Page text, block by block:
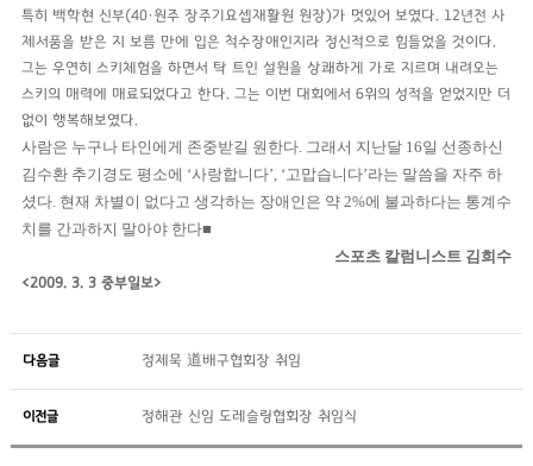
특히 백학현 신부(40·원주 장주기요셉재활원 원장)가 멋있어 보였다. 12년전 사
제서품을 받은 지 보름 만에 입은 척수장애인지라 정신적으로 힘들었을 것이다.
그는 우연히 스키체험을 하면서 탁 트인 설원을 상쾌하게 가로 지르며 내려오는
스키의 매력에 매료되었다고 한다. 그는 이번 대회에서 6위의 성적을 얻었지만 더
없이 행복해보였다.
사람은 누구나 타인에게 존중받길 원한다. 그래서 지난달 16일 선종하신
김수환 추기경도 평소에 ‘사랑합니다’, ‘고맙습니다’라는 말씀을 자주 하
셨다. 현재 차별이 없다고 생각하는 장애인은 약 2%에 불과하다는 통계수
치를 간과하지 말아야 한다■
스포츠 칼럼니스트 김희수
<2009. 3. 3 중부일보>
다음글 정제묵 道배구협회장 취임
이전글 정해관 신임 도레슬링협회장 취임식